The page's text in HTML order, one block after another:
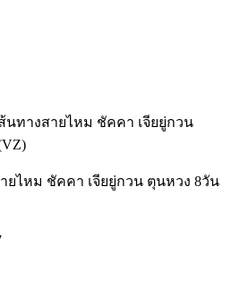
ยไหม ชัคคา เจียยู่กวน ตุนหวง 8วัน